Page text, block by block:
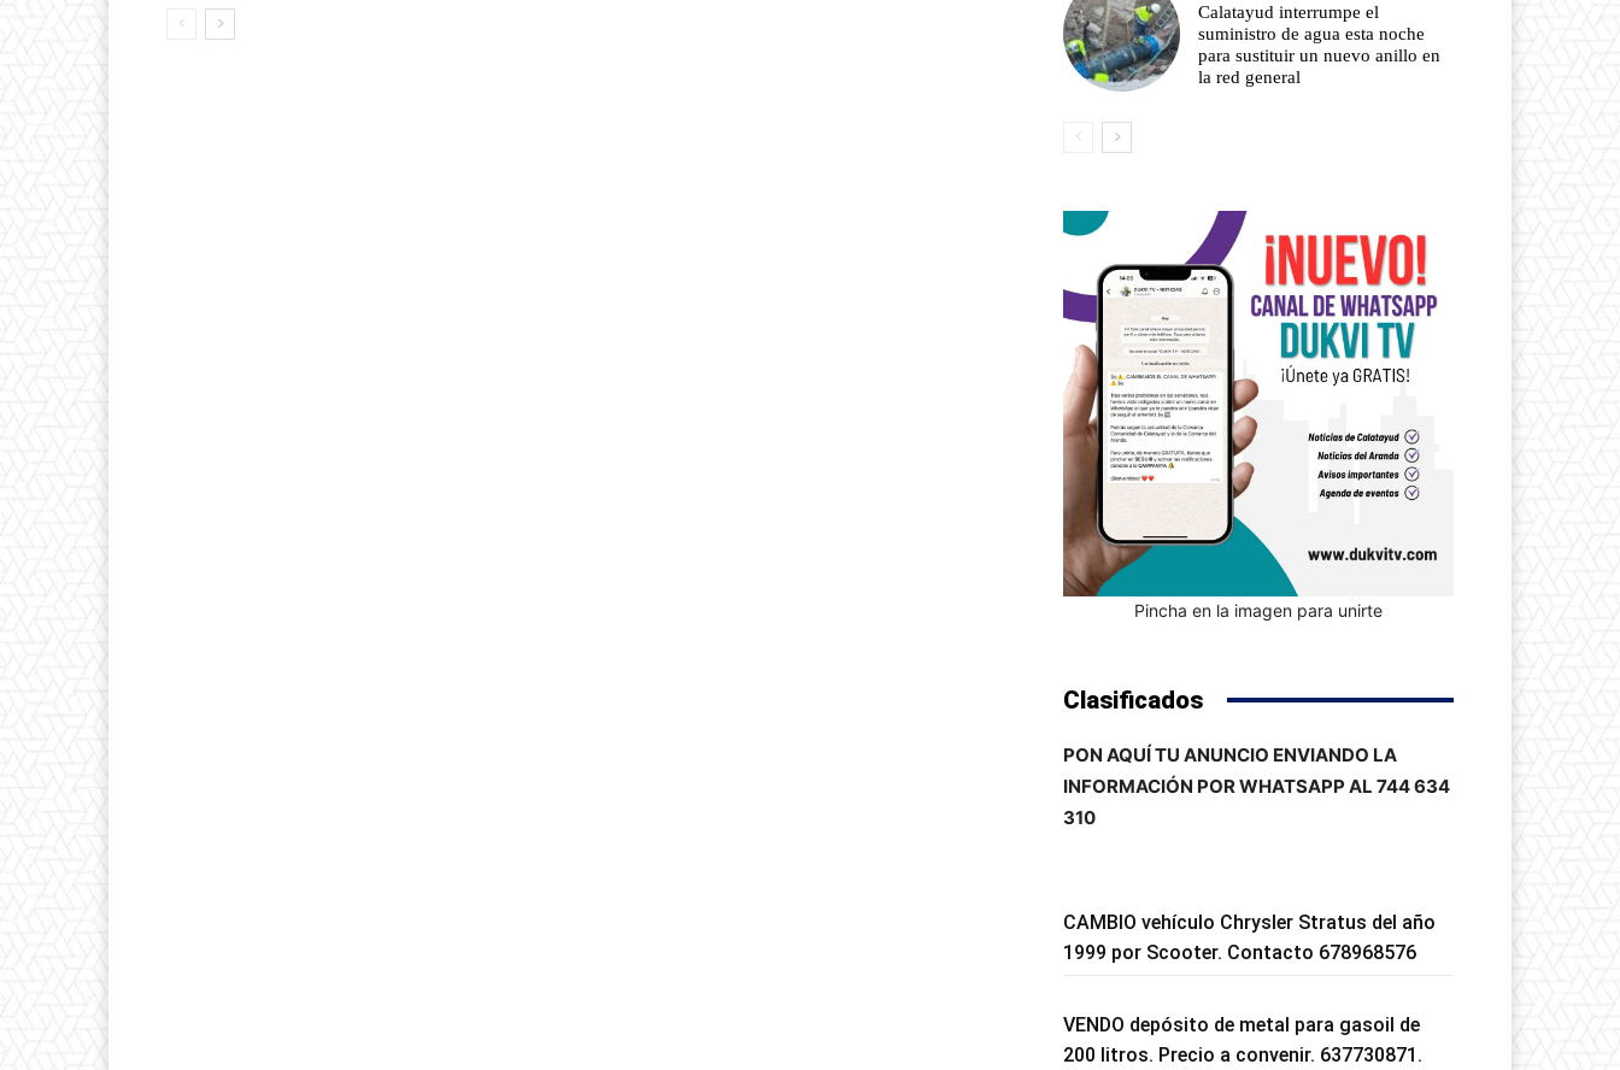
Calatayud interrumpe el
suministro de agua esta noche
para sustituir un nuevo anillo en
la red general
Pincha en la imagen para unirte
Clasificados
PON AQUÍ TU ANUNCIO ENVIANDO LA
INFORMACIÓN POR WHATSAPP AL 744 634
310
CAMBIO vehículo Chrysler Stratus del año
1999 por Scooter. Contacto 678968576
VENDO depósito de metal para gasoil de
200 litros. Precio a convenir. 637730871.